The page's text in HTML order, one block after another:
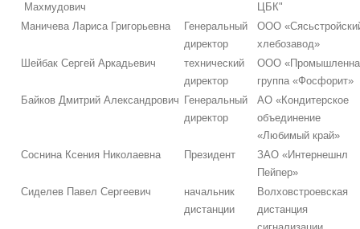
Махмудович
ЦБК"
Маничева Лариса Григорьевна
Генеральный
директор
ООО
хлебозавод»
Шейбак Сергей Аркадьевич
технический
директор
ООО
группа «Фосфорит»
Байков Дмитрий Александрович Генеральный
директор
АО «Кондитерское
объединение
«Любимый край»
Соснина Ксения Николаевна
Президент
ЗАО «Интернешнл
Пейпер»
Сиделев Павел Сергеевич
начальник
дистанции
Волховстроевская
дистанция